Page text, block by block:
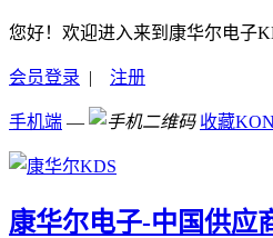
您好！欢迎进入来到康华尔电子
会员登录 | 注册
手机端 — 收藏KON
康华尔电子-中国供应